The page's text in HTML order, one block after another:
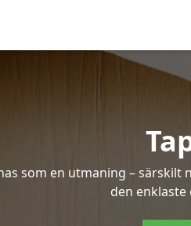
som en utmaning –
den